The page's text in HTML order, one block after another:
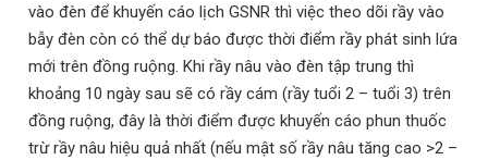
vào đèn để khuyến cáo lịch GSNR thì việc theo dõi rầy vào
bẫy đèn còn có thể dự báo được thời điểm rầy phát sinh lứa
mới trên đồng ruộng. Khi rầy nâu vào đèn tập trung thì
khoảng 10 ngày sau sẽ có rầy cám (rầy tuổi 2 – tuổi 3) trên
đồng ruộng, đây là thời điểm được khuyến cáo phun thuốc
trừ rầy nâu hiệu quả nhất (nếu mật số rầy nâu tăng cao >2 –